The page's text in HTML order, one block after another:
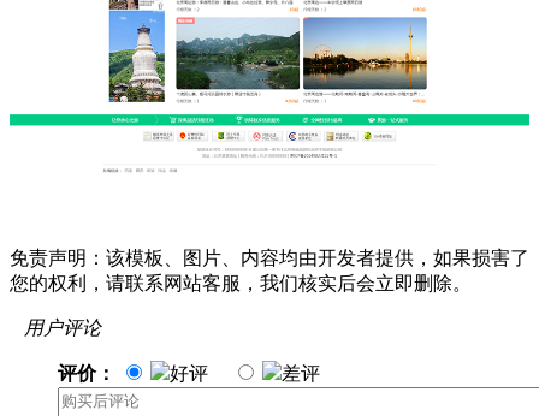
免责声明：该模板、图片、内容均由开发者提供，如果损害了
您的权利，请联系网站客服，我们核实后会立即删除。
用户评论
评价： 好评 差评